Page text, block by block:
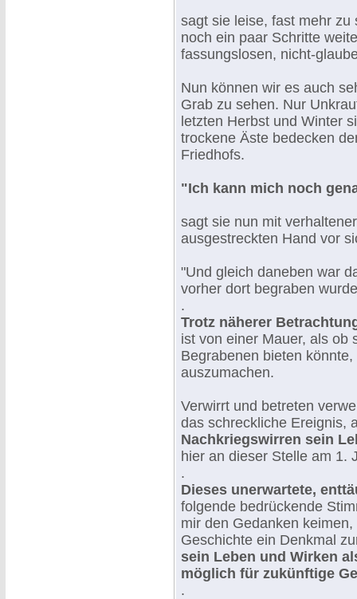
sagt sie leise, fast mehr zu
noch ein paar Schritte
fassungslosen, nicht-
Nun können wir es auch
Grab zu sehen. Nur
letzten Herbst und Winter
trockene Äste bedecken
Friedhofs.
"Ich kann mich noch
sagt sie nun mit
ausgestreckten Hand vor
"Und gleich daneben war
vorher dort begraben
.
Trotz näherer
ist von einer Mauer, als ob
Begrabenen bieten
auszumachen.
Verwirrt und betreten
das schreckliche Ereignis,
Nachkriegswirren sein
hier an dieser Stelle am 1.
.
Dieses unerwartete,
folgende bedrückende
mir den Gedanken
Geschichte ein Denkmal
sein Leben und Wirken
möglich für zukünftige
.